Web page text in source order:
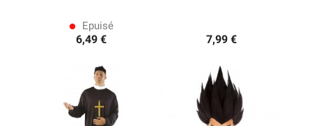
lens Epuisé
6,49 € 7,99 €